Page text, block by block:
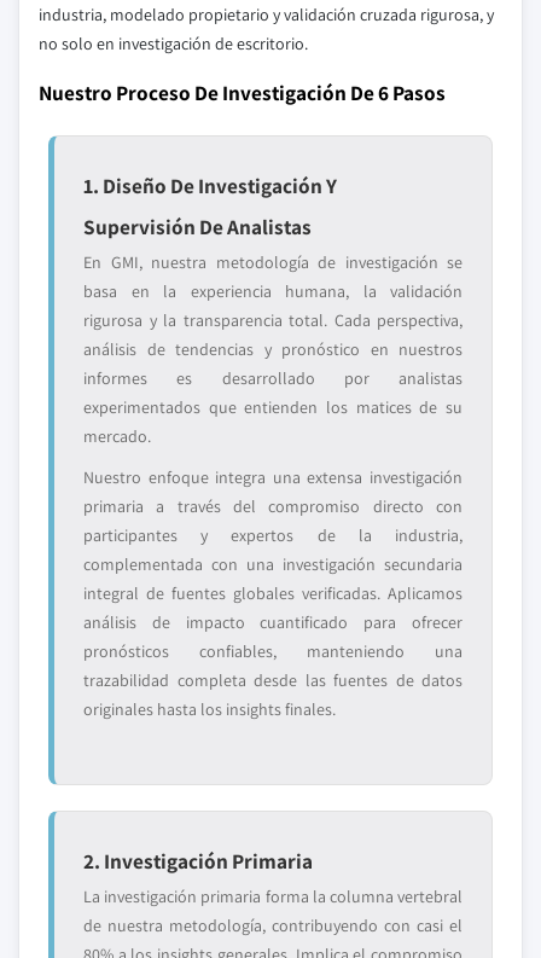
industria, modelado propietario y validación cruzada rigurosa, y
no solo en investigación de escritorio.
Nuestro Proceso De Investigación De 6 Pasos
1. Diseño De Investigación Y
Supervisión De Analistas
En GMI, nuestra metodología de investigación se
basa en la experiencia humana, la validación
rigurosa y la transparencia total. Cada perspectiva,
análisis de tendencias y pronóstico en nuestros
informes es desarrollado por analistas
experimentados que entienden los matices de su
mercado.
Nuestro enfoque integra una extensa investigación
primaria a través del compromiso directo con
participantes y expertos de la industria,
complementada con una investigación secundaria
integral de fuentes globales verificadas. Aplicamos
análisis de impacto cuantificado para ofrecer
pronósticos confiables, manteniendo una
trazabilidad completa desde las fuentes de datos
originales hasta los insights finales.
2. Investigación Primaria
La investigación primaria forma la columna vertebral
de nuestra metodología, contribuyendo con casi el